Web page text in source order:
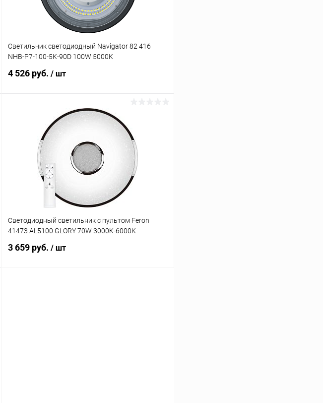
Светильник светодиодный Navigator 82 416
NHB-P7-100-5K-90D 100W 5000K
4 526 руб. / шт
В корзину
Купить в 1 клик Сравнение
В избранное В наличии
Светодиодный светильник с пультом Feron
41473 AL5100 GLORY 70W 3000К-6000K
3 659 руб. / шт